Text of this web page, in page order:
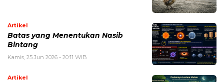
Artikel
Batas yang Menentukan Nasib
Bintang
Kamis, 25 Jun 2026 - 20:11 WIB
Artikel